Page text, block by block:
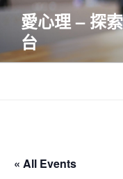
跳
要
愛心理 – 探
台
« All Events